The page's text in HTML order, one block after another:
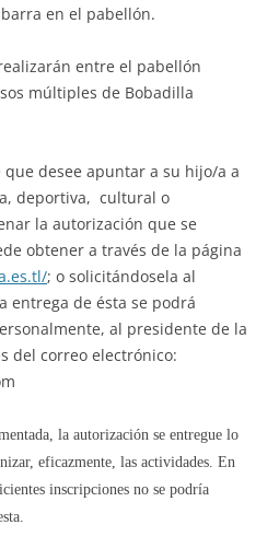
en el pabellón.
entre el pabellón
múltiples de Bobadilla
desee apuntar a su hijo/a a
deportiva, cultural o
la autorización que se
obtener a través de la página
; o solicitándosela al
entrega de ésta se podrá
al presidente de la
del correo electrónico:
la autorización se entregue lo
eficazmente, las actividades. En
inscripciones no se podría